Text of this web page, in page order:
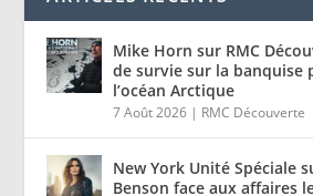
Mike Horn sur RMC
de survie sur la banquise
l’océan Arctique
7 Août 2026 | RMC Découverte
New York Unité Spéciale
Benson face aux affaires